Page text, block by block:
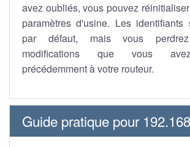
avez oubliés, vous pouvez
paramètres d'usine. Les identifiants
par défaut, mais vous
modifications que vous
précédemment à votre routeur.
Guide pratique pour